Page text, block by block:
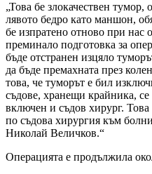
„Това бе злокачествен тумор,
лявото бедро като маншон,
бе изпратено отново при нас
преминало подготовка за
бъде отстранен изцяло
да бъде премахната през
това, че туморът е бил
съдове, хранещи крайника,
включен и съдов хирург. Това
по съдова хирургия към
Николай Величков.“
Операцията е продължила